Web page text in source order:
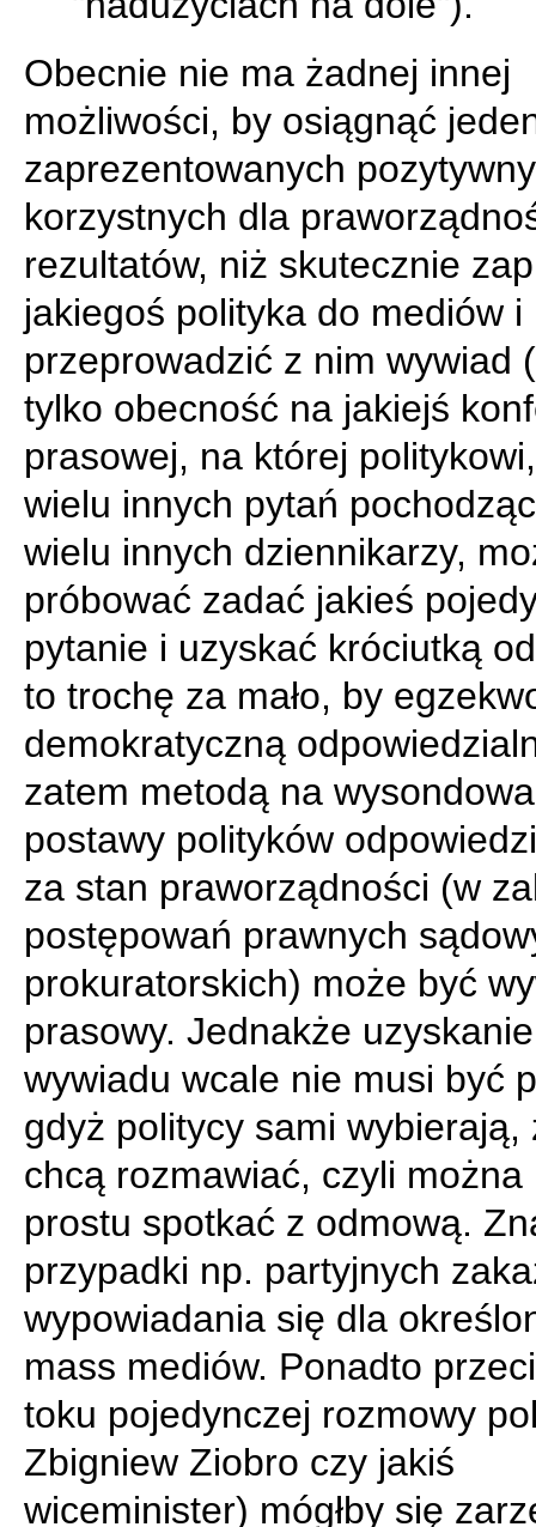
Obecnie nie ma żadnej innej
możliwości, by osiągnąć
zaprezentowanych
korzystnych dla
rezultatów, niż skutecznie
jakiegoś polityka do mediów i
przeprowadzić z nim wywiad
tylko obecność na jakiejś
prasowej, na której
wielu innych pytań
wielu innych dziennikarzy,
próbować zadać jakieś
pytanie i uzyskać króciutką
to trochę za mało, by
demokratyczną
zatem metodą na
postawy polityków
za stan praworządności (w
postępowań prawnych
prokuratorskich) może być
prasowy. Jednakże
wywiadu wcale nie musi być
gdyż politycy sami wybierają,
chcą rozmawiać, czyli można
prostu spotkać z odmową.
przypadki np. partyjnych
wypowiadania się dla
mass mediów. Ponadto
toku pojedynczej rozmowy
Zbigniew Ziobro czy jakiś
wiceminister) mógłby się